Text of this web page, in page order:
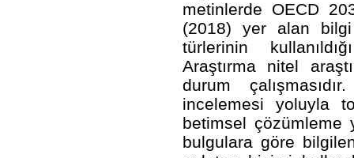
metinlerde OECD
(2018) yer alan
türlerinin
Araştırma nitel
durum
incelemesi yoluyla
betimsel çözümleme
bulgulara göre